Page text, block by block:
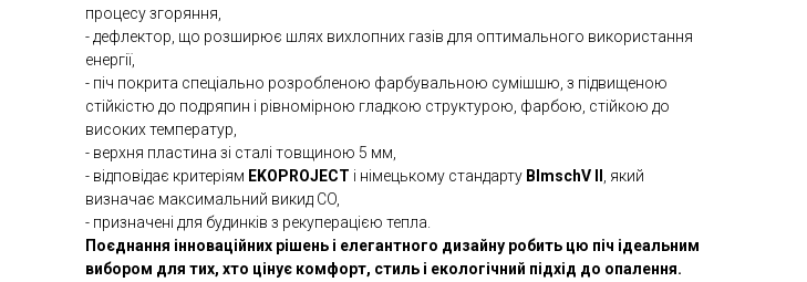
процесу згоряння,
- дефлектор, що розширює шлях вихлопних газів для оптимального використання
енергії,
- піч покрита спеціально розробленою фарбувальною сумішшю, з підвищеною
стійкістю до подряпин і рівномірною гладкою структурою, фарбою, стійкою до
високих температур,
- верхня пластина зі сталі товщиною 5 мм,
- відповідає критеріям EKOPROJECT і німецькому стандарту BlmschV II , який
визначає максимальний викид CO,
- призначені для будинків з рекуперацією тепла.
Поєднання інноваційних рішень і елегантного дизайну робить цю піч ідеальним
вибором для тих, хто цінує комфорт, стиль і екологічний підхід до опалення.